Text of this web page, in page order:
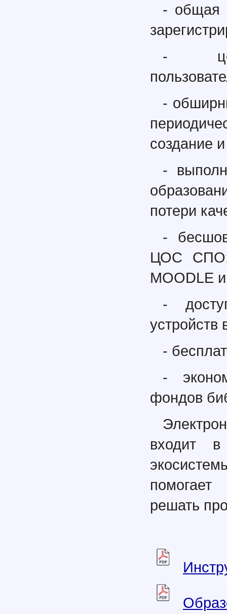
- общая
-
-
создание
-
потери
-
ЦОС СПО:
MOODLE
-
устройств
-
-
фондов
входит в
решать